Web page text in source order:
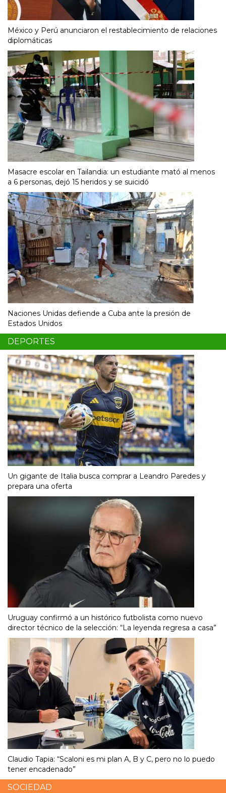
México y Perú anunciaron el restablecimiento de relaciones
diplomáticas
Masacre escolar en Tailandia: un estudiante mató al menos
a 6 personas, dejó 15 heridos y se suicidó
Naciones Unidas defiende a Cuba ante la presión de
Estados Unidos
DEPORTES
Un gigante de Italia busca comprar a Leandro Paredes y
prepara una oferta
Uruguay confirmó a un histórico futbolista como nuevo
director técnico de la selección: “La leyenda regresa a casa”
Claudio Tapia: “Scaloni es mi plan A, B y C, pero no lo puedo
tener encadenado”
SOCIEDAD